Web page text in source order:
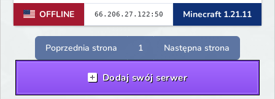
OFFLINE Minecraft 1.21.11
Poprzednia strona 1 Następna strona
Dodaj swój serwer